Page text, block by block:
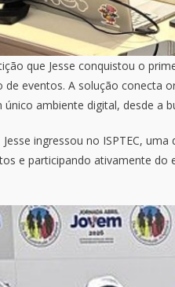
que Jesse conquistou o
de eventos. A solução conecta
ambiente digital, desde a
ingressou no ISPTEC,
e participando ativamente